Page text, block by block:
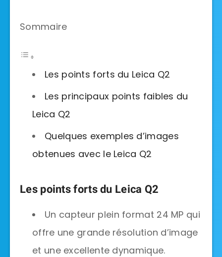
Sommaire
Les points forts du Leica Q2
Les principaux points faibles du
Leica Q2
Quelques exemples d’images
obtenues avec le Leica Q2
Les points forts du Leica Q2
Un capteur plein format 24 MP qui
offre une grande résolution d’image
et une excellente dynamique.